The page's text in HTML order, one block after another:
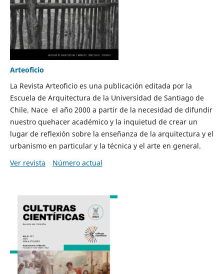
Arteoficio
La Revista Arteoficio es una publicación editada por la
Escuela de Arquitectura de la Universidad de Santiago de
Chile. Nace el año 2000 a partir de la necesidad de difundir
nuestro quehacer académico y la inquietud de crear un
lugar de reflexión sobre la enseñanza de la arquitectura y el
urbanismo en particular y la técnica y el arte en general.
Ver revista
Número actual